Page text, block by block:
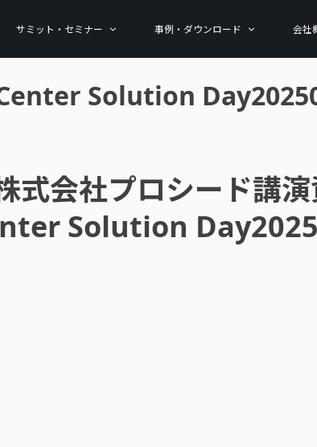
サミット・セミナー 事例・ダウンロード 会社
Solution
株式会社プロシード講
Solution